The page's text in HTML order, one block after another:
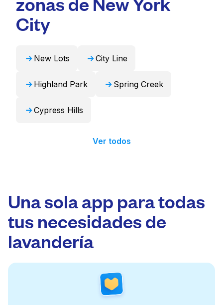
profesional y devolverlos listos para usar en
24 horas.
City
New Lots City Line
Highland Park Spring Creek
Cypress Hills
Ver todos
Una sola app para todas
tus necesidades de
lavandería